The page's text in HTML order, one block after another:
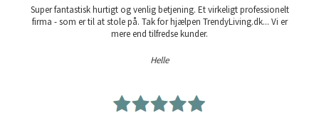
Super fantastisk hurtigt og venlig betjening. Et virkeligt professionelt
firma - som er til at stole på. Tak for hjælpen TrendyLiving.dk... Vi er
mere end tilfredse kunder.
Helle